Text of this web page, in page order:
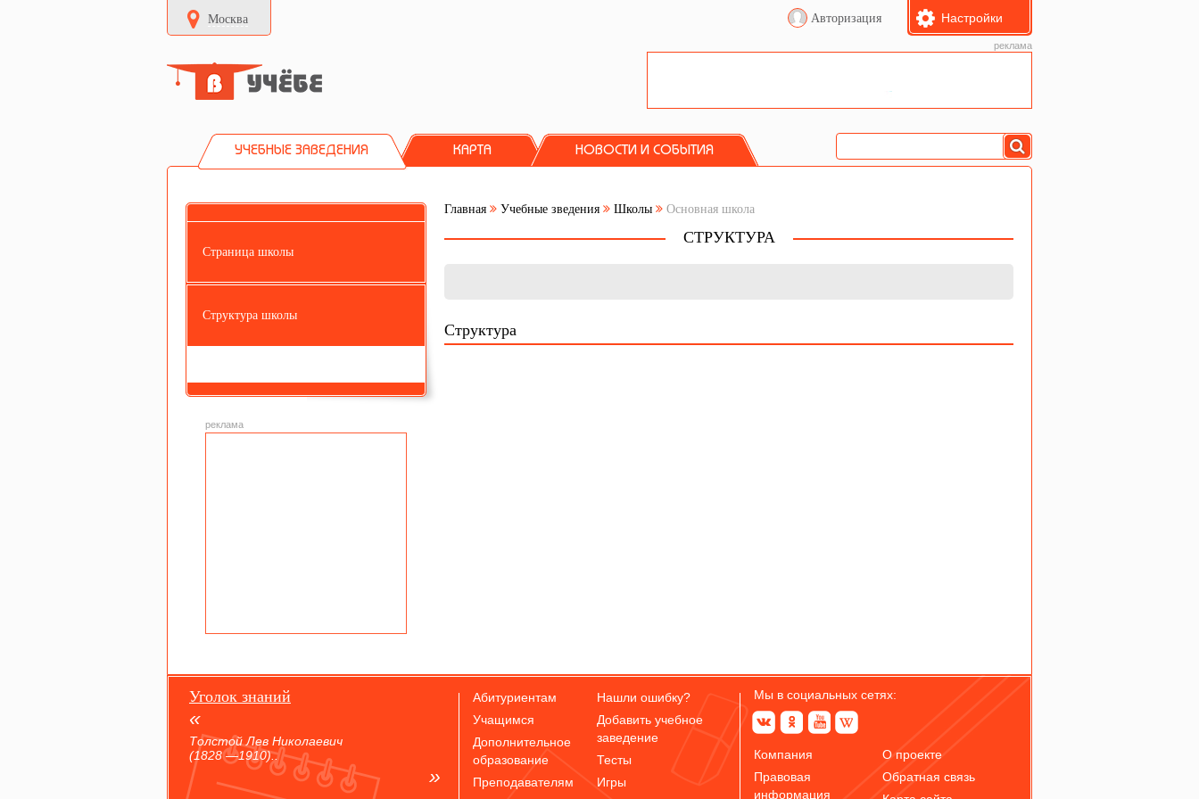
Москва Авторизация Настройки
реклама
УЧЕБНЫЕ ЗАВЕДЕНИЯ КАРТА НОВОСТИ И СОБЫТИЯ
Страница школы
Структура школы
реклама
Главная Учебные зведения Школы Основная школа
СТРУКТУРА
Структура
Уголок знаний
Толстой Лев Николаевич
(1828 —1910)..
Абитуриентам
Учащимся
Дополнительное
образование
Преподавателям
Нашли ошибку?
Добавить учебное
заведение
Тесты
Игры
Мы в социальных сетях:
Компания
Правовая
информация
О проекте
Обратная связь